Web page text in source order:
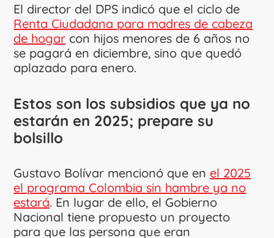
El director del DPS indicó que el ciclo de
Renta Ciudadana para madres de cabeza
de hogar con hijos menores de 6 años no
se pagará en diciembre, sino que quedó
aplazado para enero.
Estos son los subsidios que ya no
estarán en 2025; prepare su
bolsillo
Gustavo Bolívar mencionó que en el 2025
el programa Colombia sin hambre ya no
estará. En lugar de ello, el Gobierno
Nacional tiene propuesto un proyecto
para que las persona que eran